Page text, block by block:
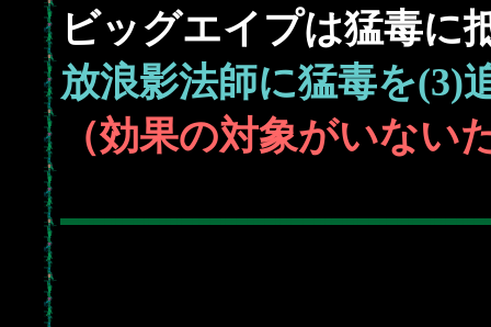
ビッグエイプは猛毒に
放浪影法師に猛毒を(3)
（効果の対象がいない